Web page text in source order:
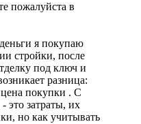
пожалуйста в
я покупаю
стройки, после
под ключ и
разница:
покупки . С
это затраты, их
но как учитывать